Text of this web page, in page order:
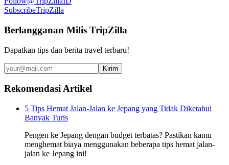
SubscribeTripZilla
Berlangganan Milis TripZilla
Dapatkan tips dan berita travel terbaru!
Kirim
Rekomendasi Artikel
5 Tips Hemat Jalan-Jalan ke Jepang yang Tidak Diketahui
Banyak Turis
Pengen ke Jepang dengan budget terbatas? Pastikan kamu
menghemat biaya menggunakan beberapa tips hemat jalan-
jalan ke Jepang ini!